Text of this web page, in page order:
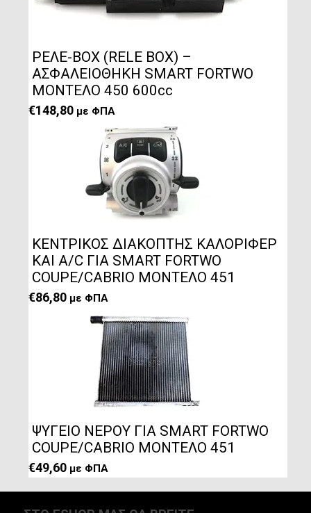
ΡΕΛΕ-BOX (RELE BOX) –
ΑΣΦΑΛΕΙΟΘΗΚΗ SMART FORTWO
ΜΟΝΤΕΛΟ 450 600cc
€148,80 με ΦΠΑ
ΚΕΝΤΡΙΚΟΣ ΔΙΑΚΟΠΤΗΣ ΚΑΛΟΡΙΦΕΡ
ΚΑΙ A/C ΓΙΑ SMART FORTWO
COUPE/CABRIO ΜΟΝΤΕΛΟ 451
€86,80 με ΦΠΑ
ΨΥΓΕΙΟ ΝΕΡΟΥ ΓΙΑ SMART FORTWO
COUPE/CABRIO ΜΟΝΤΕΛΟ 451
€49,60 με ΦΠΑ